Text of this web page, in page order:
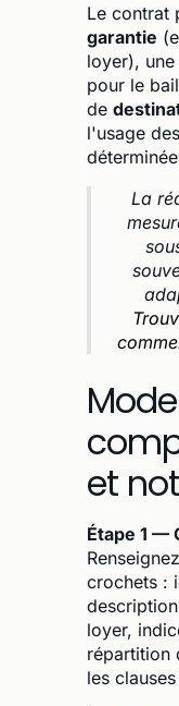
Le contrat
garantie
loyer),
pour le
de
l'usage
La
et
Étape 1 —
crochets :
loyer,
répartition
les